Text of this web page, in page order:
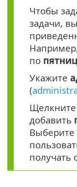
Чтобы
задачи,
по
Укажите
(
Щелкните
добавить
получать